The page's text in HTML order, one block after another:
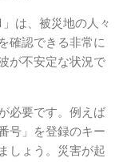
は、被災地の人々
確認できる非常に
が不安定な状況で
必要です。例えば
号」を登録のキー
しょう。災害が起